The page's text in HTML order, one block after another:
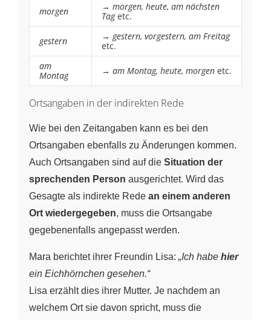
morgen → morgen, heute, am nächsten
Tagetc.
gestern → gestern, vorgestern, am Freitag
etc.
am
Montag
→ am Montag, heute, morgen etc.
Ortsangaben in der indirekten Rede
Wie bei den Zeitangaben kann es bei den
Ortsangaben ebenfalls zu Änderungen kommen.
Auch Ortsangaben sind auf die Situation der
sprechenden Person ausgerichtet. Wird das
Gesagte als indirekte Rede an einem anderen
Ort wiedergegeben, muss die Ortsangabe
gegebenenfalls angepasst werden.
Mara berichtet ihrer Freundin Lisa: „Ich habe hier
ein Eichhörnchen gesehen.“
Lisa erzählt dies ihrer Mutter. Je nachdem an
welchem Ort sie davon spricht, muss die